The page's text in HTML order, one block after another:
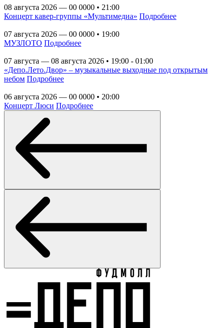
08 августа 2026 — 00 0000 • 21:00
Концерт кавер-группы «Мультимедиа» Подробнее
07 августа 2026 — 00 0000 • 19:00
МУЗЛОТО Подробнее
07 августа — 08 августа 2026 • 19:00 - 01:00
«Депо.Лето.Двор» – музыкальные выходные под открытым
небом Подробнее
06 августа 2026 — 00 0000 • 20:00
Концерт Люси Подробнее